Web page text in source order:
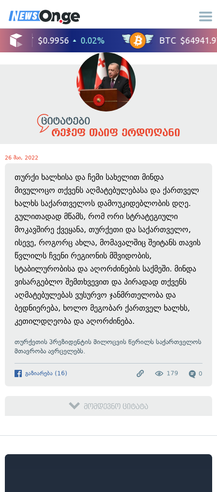
რეჯეფ თაიფ ერდოღანი
26 მაი, 2022
თურქი ხალხისა და ჩემი სახელით მინდა
მივულოცო თქვენს აღმატებულებასა და ქართველ
ხალხს საქართველოს დამოუკიდებლობის დღე.
გულითადად მწამს, რომ ორი სტრატეგიული
მოკავშირე ქვეყანა, თურქეთი და საქართველო,
ისევე, როგორც ახლა, მომავალშიც შეიტანს თავის
წვლილს ჩვენი რეგიონის მშვიდობის,
სტაბილურობისა და აღორძინების საქმეში. მინდა
ვისარგებლო შემთხვევით და პირადად თქვენს
აღმატებულებას ვუსურვო ჯანმრთელობა და
ბედნიერება, ხოლო მეგობარ ქართველ ხალხს,
კეთილდღეობა და აღორძინება.
თურქეთის პრეზიდენტის მილოცვის წერილს საქართველოს
მთავრობა ავრცელებს.
გაზიარება (16) 0
179
მომდევნო ციტატა